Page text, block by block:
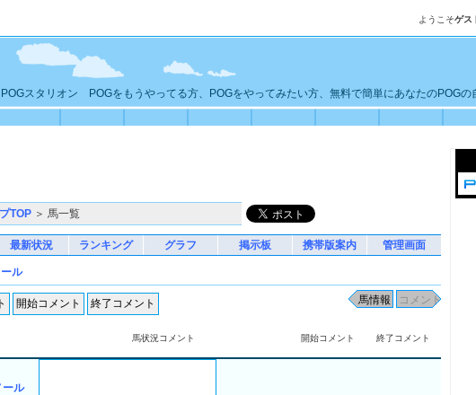
ようこそゲス
POGスタリオン POGをもうやってる方、POGをやってみたい方、無料で簡単にあなたのPOGの
TOP ＞ 馬一覧
最新状況 ランキング グラフ 掲示板 携帯版案内 管理画面
ル
馬状況コメント 開始コメント 終了コメント
ール